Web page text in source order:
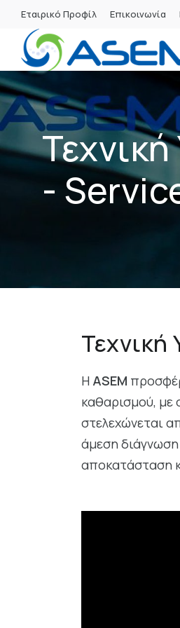
Εταιρικό Προφίλ Επικοινωνία
-
Η ASEM
καθαρισμού, με
στελεχώνεται
άμεση διάγνωση
αποκατάσταση